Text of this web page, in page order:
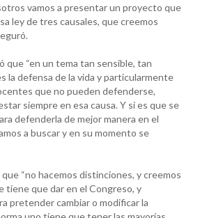
vamos a presentar un proyecto que
ley de tres causales, que creemos
que “en un tema tan sensible, tan
la defensa de la vida y particularmente
que no pueden defenderse,
siempre en esa causa. Y si es que se
defenderla de mejor manera en el
a buscar y en su momento se
“no hacemos distinciones, y creemos
tiene que dar en el Congreso, y
pretender cambiar o modificar la